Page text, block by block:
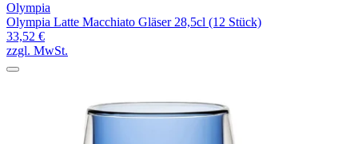
Olympia
Olympia Latte Macchiato Gläser 28,5cl (12 Stück)
33,52 €
zzgl. MwSt.